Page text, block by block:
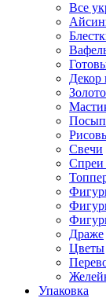
Все
Декор
Свечи
Спреи
Драже
Цветы
Упаковка